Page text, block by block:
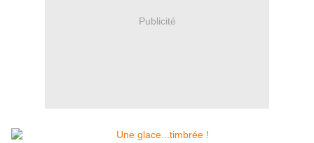
Publicité